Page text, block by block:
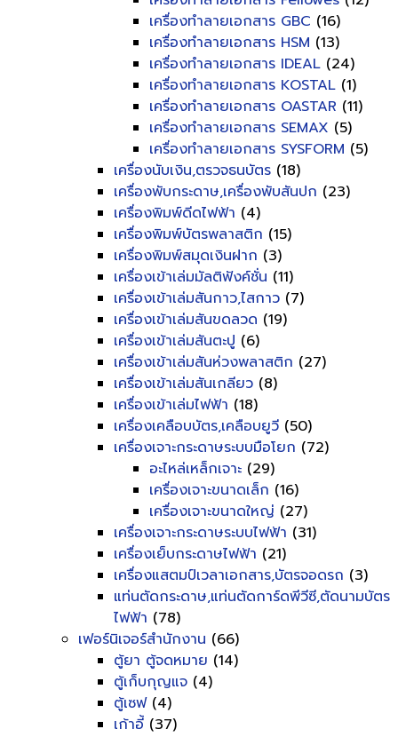
เครื่องทำลายเอกสาร GBC (16)
เครื่องทำลายเอกสาร HSM (13)
เครื่องทำลายเอกสาร IDEAL (24)
เครื่องทำลายเอกสาร KOSTAL (1)
เครื่องทำลายเอกสาร OASTAR (11)
เครื่องทำลายเอกสาร SEMAX (5)
เครื่องทำลายเอกสาร SYSFORM (5)
เครื่องนับเงิน,ตรวจธนบัตร (18)
เครื่องพับกระดาษ,เครื่องพับสันปก (23)
เครื่องพิมพ์ดีดไฟฟ้า (4)
เครื่องพิมพ์บัตรพลาสติก (15)
เครื่องพิมพ์สมุดเงินฝาก (3)
เครื่องเข้าเล่มมัลติฟังค์ชั่น (11)
เครื่องเข้าเล่มสันกาว,ไสกาว (7)
เครื่องเข้าเล่มสันขดลวด (19)
เครื่องเข้าเล่มสันตะปู (6)
เครื่องเข้าเล่มสันห่วงพลาสติก (27)
เครื่องเข้าเล่มสันเกลียว (8)
เครื่องเข้าเล่มไฟฟ้า (18)
เครื่องเคลือบบัตร,เคลือบยูวี (50)
เครื่องเจาะกระดาษระบบมือโยก (72)
อะไหล่เหล็กเจาะ (29)
เครื่องเจาะขนาดเล็ก (16)
เครื่องเจาะขนาดใหญ่ (27)
เครื่องเจาะกระดาษระบบไฟฟ้า (31)
เครื่องเย็บกระดาษไฟฟ้า (21)
เครื่องแสตมป์เวลาเอกสาร,บัตรจอดรถ (3)
แท่นตัดกระดาษ,แท่นตัดการ์ดพีวีซี,ตัดนามบัตร
ไฟฟ้า (78)
เฟอร์นิเจอร์สำนักงาน (66)
ตู้ยา ตู้จดหมาย (14)
ตู้เก็บกุญแจ (4)
ตู้เซฟ(4)
เก้าอี้ (37)